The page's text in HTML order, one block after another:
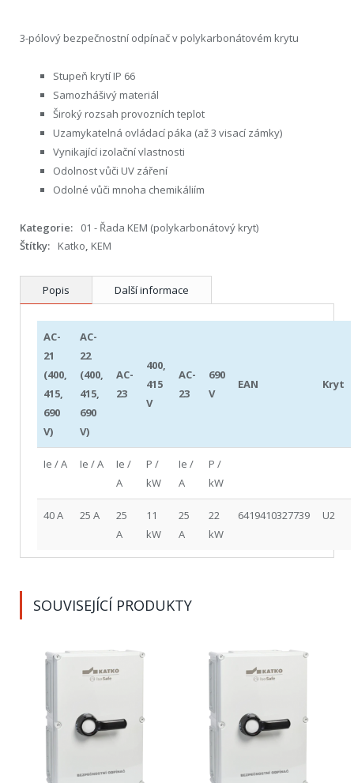
3-pólový bezpečnostní odpínač v polykarbonátovém krytu
Stupeň krytí IP 66
Samozhášivý materiál
Široký rozsah provozních teplot
Uzamykatelná ovládací páka (až 3 visací zámky)
Vynikající izolační vlastnosti
Odolnost vůči UV záření
Odolné vůči mnoha chemikáliím
Kategorie:
01 - Řada KEM (polykarbonátový kryt)
Štítky:
Katko KEM
Popis Další informace
AC-
21
(400,
415,
690
V)
AC-
22
(400,
415,
690
V)
AC-
23
400,
415
V
AC-
23
690
V
EAN Kryt
Ie / A Ie / A
Ie /
A
P /
kW
Ie /
A
P /
kW
40 A 25 A
25
A
11
kW
25
A
22
kW
6419410327739 U2
SOUVISEJÍCÍ PRODUKTY